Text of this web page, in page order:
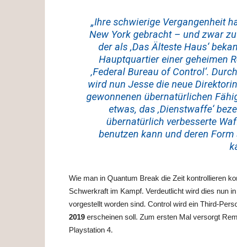
„Ihre schwierige Vergangenheit
New York gebracht – und zwar
der als ‚Das Älteste Haus‘
Hauptquartier einer geheimen
‚Federal Bureau of Control‘.
wird nun Jesse die neue
gewonnenen übernatürlichen
etwas, das ‚Dienstwaffe‘
übernatürlich verbesserte
benutzen kann und deren
Wie man in Quantum Break die Zeit kontrollieren
Schwerkraft im Kampf. Verdeutlicht wird dies nun
vorgestellt worden sind. Control wird ein Third-
2019 erscheinen soll. Zum ersten Mal versorgt
Playstation 4.